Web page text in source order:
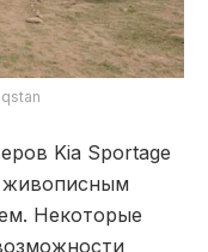
Kia Sportage
живописным
Некоторые